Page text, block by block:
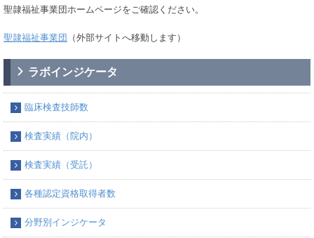
聖隷福祉事業団ホームページをご確認ください。
聖隷福祉事業団 （外部サイトへ移動します）
ラボインジケータ
臨床検査技師数
検査実績（院内）
検査実績（受託）
各種認定資格取得者数
分野別インジケータ